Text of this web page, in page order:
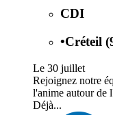
CDI
•Créteil
Le 30 juillet
Rejoignez notre
l'anime autour de
Déjà...